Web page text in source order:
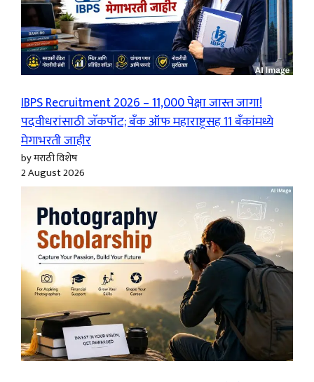
IBPS Recruitment 2026 – 11,000 पेक्षा जास्त जागा!
पदवीधरांसाठी जॅकपॉट; बँक ऑफ महाराष्ट्रसह 11 बँकांमध्ये
मेगाभरती जाहीर
by मराठी विशेष
2 August 2026